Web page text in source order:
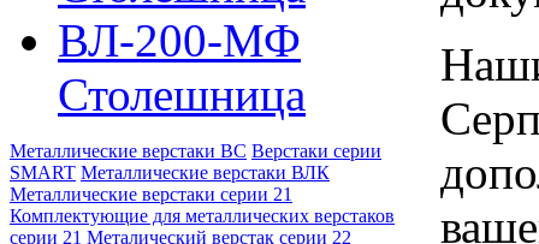
ВЛ-200-МФ
Столешница
Металлические верстаки ВС Верстаки серии
SMART Металлические верстаки ВЛК
Металлические верстаки серии 21
Комплектующие для металлических верстаков
серии 21 Металический верстак серии 22